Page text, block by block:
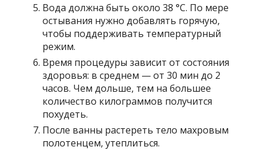
Вода должна быть около 38 °С. По мере
остывания нужно добавлять горячую,
чтобы поддерживать температурный
режим.
Время процедуры зависит от состояния
здоровья: в среднем — от 30 мин до 2
часов. Чем дольше, тем на большее
количество килограммов получится
похудеть.
После ванны растереть тело махровым
полотенцем, утеплиться.